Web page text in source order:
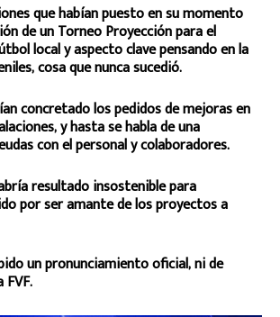
que habían puesto en su momento
de un Torneo Proyección para el
local y aspecto clave pensando en la
cosa que nunca sucedió.
concretado los pedidos de mejoras en
y hasta se habla de una
con el personal y colaboradores.
resultado insostenible para
por ser amante de los proyectos a
un pronunciamiento oficial, ni de
FVF.